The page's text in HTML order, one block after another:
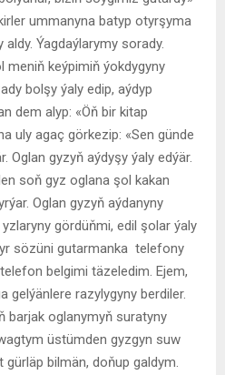
ummanyna batyp otyrşyma
Ýagdaýlarymy sorady.
meniň keýpimiň ýokdygyny
bolşy ýaly edip, aýdyp
dem alyp: «Öň bir kitap
uly agaç görkezip: «Sen günde
Oglan gyzyň aýdyşy ýaly edýär.
soň gyz oglana şol kakan
Oglan gyzyň aýdanyny
gördüňmi, edil şolar ýaly
sözüni gutarmanka telefony
belgimi täzeledim. Ejem,
gelýänlere razylygyny berdiler.
barjak oglanymyň suratyny
üstümden gyzgyn suw
gürläp bilmän, doňup galdym.